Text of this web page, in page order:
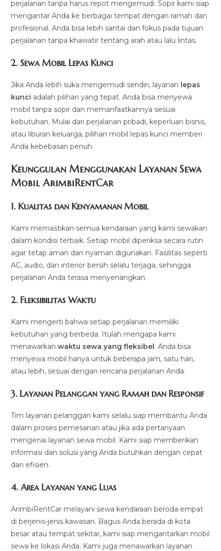
perjalanan tanpa harus repot mengemudi. Sopir kami siap
mengantar Anda ke berbagai tempat dengan ramah dan
profesional. Anda bisa lebih santai dan fokus pada tujuan
perjalanan tanpa khawatir tentang arah atau lalu lintas.
2.Sewa Mobil Lepas Kunci
Jika Anda lebih suka mengemudi sendiri, layanan lepas
kunci adalah pilihan yang tepat. Anda bisa menyewa
mobil tanpa sopir dan memanfaatkannya sesuai
kebutuhan. Mulai dari perjalanan pribadi, keperluan bisnis,
atau liburan keluarga, pilihan mobil lepas kunci memberi
Anda kebebasan penuh.
Keunggulan Menggunakan Layanan Sewa
Mobil ArimbiRentCar
1.Kualitas dan Kenyamanan Mobil
Kami memastikan semua kendaraan yang kami sewakan
dalam kondisi terbaik. Setiap mobil diperiksa secara rutin
agar tetap aman dan nyaman digunakan. Fasilitas seperti
AC, audio, dan interior bersih selalu terjaga, sehingga
perjalanan Anda terasa menyenangkan.
2.Fleksibilitas Waktu
Kami mengerti bahwa setiap perjalanan memiliki
kebutuhan yang berbeda. Itulah mengapa kami
menawarkanwaktu sewa yang fleksibel. Anda bisa
menyewa mobil hanya untuk beberapa jam, satu hari,
atau lebih, sesuai dengan rencana perjalanan Anda.
3.Layanan Pelanggan yang Ramah dan Responsif
Tim layanan pelanggan kami selalu siap membantu Anda
dalam proses pemesanan atau jika ada pertanyaan
mengenai layanan sewa mobil. Kami siap memberikan
informasi dan solusi yang Anda butuhkan dengan cepat
dan efisien.
4.Area Layanan yang Luas
ArimbiRentCar melayani sewa kendaraan beroda empat
di berjenis-jenis kawasan. Bagus Anda berada di kota
besar atau tempat sekitar, kami siap mengantarkan mobil
sewa ke lokasi Anda. Kami juga menawarkan layanan